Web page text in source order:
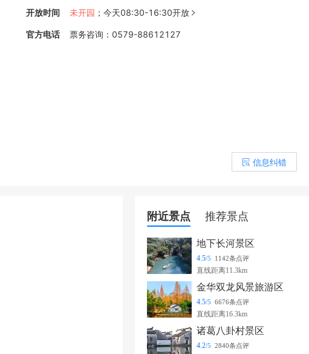
开放时间 未开园 ； 今天08:30-16:30开放 
官方电话 票务咨询 ： 0579-88612127
󰎒 信息纠错
附近景点 推荐景点
地下长河景区
4.5/5 1142条点评
直线距离11.3km
金华双龙风景旅游区
4.5/5 6676条点评
直线距离16.3km
诸葛八卦村景区
4.2/5 2840条点评